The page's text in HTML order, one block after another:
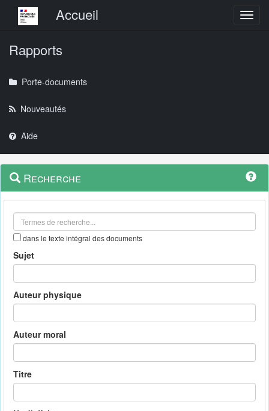
Menu principalAccueil
Rapports
Porte-documents
Nouveautés
Aide
Navigation
outils
Menu
contextuel
Recherche
dans le texte intégral des documents
Sujet
Auteur physique
Auteur moral
Titre